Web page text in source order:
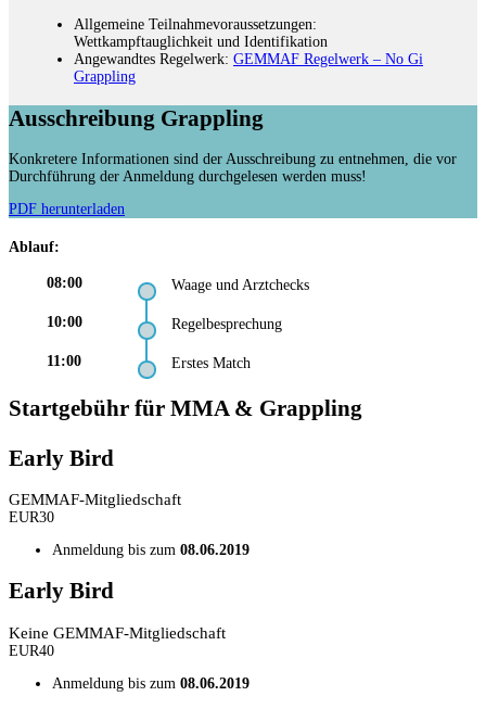
Allgemeine Teilnahmevoraussetzungen:
Wettkampftauglichkeit und Identifikation
Angewandtes Regelwerk: GEMMAF Regelwerk – No Gi
Grappling
Ausschreibung Grappling
Konkretere Informationen sind der Ausschreibung zu entnehmen, die vor
Durchführung der Anmeldung durchgelesen werden muss!
PDF herunterladen
Ablauf:
08:00 Waage und Arztchecks
10:00 Regelbesprechung
11:00 Erstes Match
Startgebühr für MMA & Grappling
Early Bird
GEMMAF-Mitgliedschaft
EUR30
Anmeldung bis zum 08.06.2019
Early Bird
Keine GEMMAF-Mitgliedschaft
EUR40
Anmeldung bis zum 08.06.2019